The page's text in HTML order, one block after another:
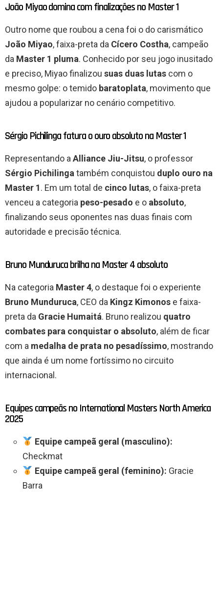
João Miyao domina com finalizações no Master 1
Outro nome que roubou a cena foi o do carismático
João Miyao, faixa-preta da Cícero Costha, campeão
da Master 1 pluma. Conhecido por seu jogo inusitado
e preciso, Miyao finalizou suas duas lutas com o
mesmo golpe: o temido baratoplata, movimento que
ajudou a popularizar no cenário competitivo.
Sérgio Pichilinga fatura o ouro absoluto na Master 1
Representando a Alliance Jiu-Jitsu, o professor
Sérgio Pichilinga também conquistou duplo ouro na
Master 1. Em um total de cinco lutas, o faixa-preta
venceu a categoria peso-pesado e o absoluto,
finalizando seus oponentes nas duas finais com
autoridade e precisão técnica.
Bruno Munduruca brilha na Master 4 absoluto
Na categoria Master 4, o destaque foi o experiente
Bruno Munduruca, CEO da Kingz Kimonos e faixa-
preta da Gracie Humaitá. Bruno realizou quatro
combates para conquistar o absoluto, além de ficar
com a medalha de prata no pesadíssimo, mostrando
que ainda é um nome fortíssimo no circuito
internacional.
Equipes campeãs no International Masters North America
2025
Equipe campeã geral (masculino):
Checkmat
Equipe campeã geral (feminino): Gracie
Barra